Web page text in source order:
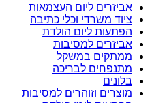
אביזרים ליום העצמאות
ציוד משרדי וכלי כתיבה
הפתעות ליום הולדת
אביזרים למסיבות
ממתקים במשקל
מתנפחים לבריכה
בלונים
מוצרים וזוהרים למסיבות